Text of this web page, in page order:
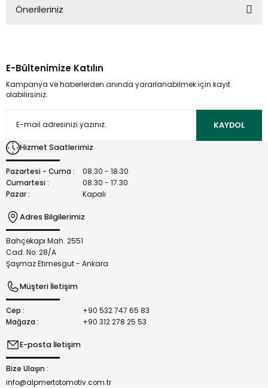
Önerileriniz
kullanarak tarafımıza iletebilirsiniz.
Görüş ve önerileriniz için teşekkür ederiz.
Ürün açıklamasında eksik bilgiler bulunuyor.
Bu ürüne benzer farklı alternatifler olmalı.
E-Bültenimize Katılın
Kampanya ve haberlerden anında yararlanabilmek için kayıt
olabilirsiniz.
KAYDOL
Hizmet Saatlerimiz
Pazartesi - Cuma :
08.30 - 18.30
Cumartesi :
08.30 - 17.30
Pazar :
Kapalı
Adres Bilgilerimiz
Bahçekapı Mah. 2551
Cad. No: 28/A
Şaşmaz Etimesgut - Ankara
Müşteri İletişim
Cep :
+90 532 747 65 83
Mağaza :
+90 312 278 25 53
E-posta İletişim
Bize Ulaşın :
info@alpmertotomotiv.com.tr